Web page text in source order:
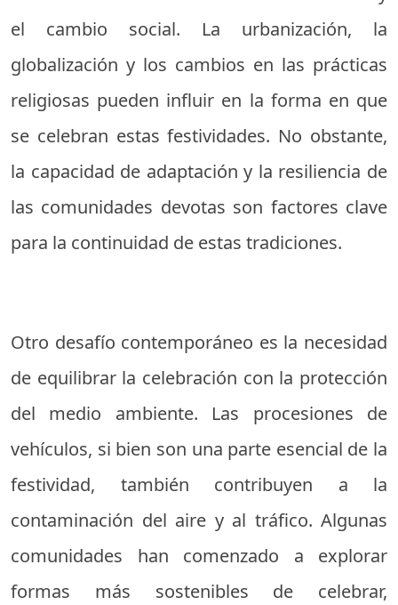
el cambio social. La urbanización, la
globalización y los cambios en las prácticas
religiosas pueden influir en la forma en que
se celebran estas festividades. No obstante,
la capacidad de adaptación y la resiliencia de
las comunidades devotas son factores clave
para la continuidad de estas tradiciones.
Otro desafío contemporáneo es la necesidad
de equilibrar la celebración con la protección
del medio ambiente. Las procesiones de
vehículos, si bien son una parte esencial de la
festividad, también contribuyen a la
contaminación del aire y al tráfico. Algunas
comunidades han comenzado a explorar
formas más sostenibles de celebrar,